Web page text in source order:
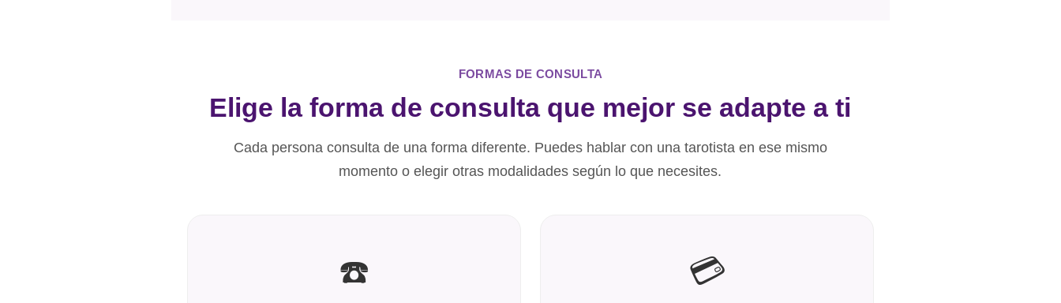
FORMAS DE CONSULTA
Elige la forma de consulta que mejor se adapte a ti
Cada persona consulta de una forma diferente. Puedes hablar con una tarotista en ese mismo
momento o elegir otras modalidades según lo que necesites.
☎️ 💳